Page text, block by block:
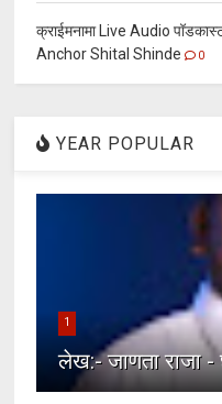
क्राईमनामा Live Audio
Anchor Shital Shinde
0
YEAR POPULAR
1
लेख:- जाणता राजा -